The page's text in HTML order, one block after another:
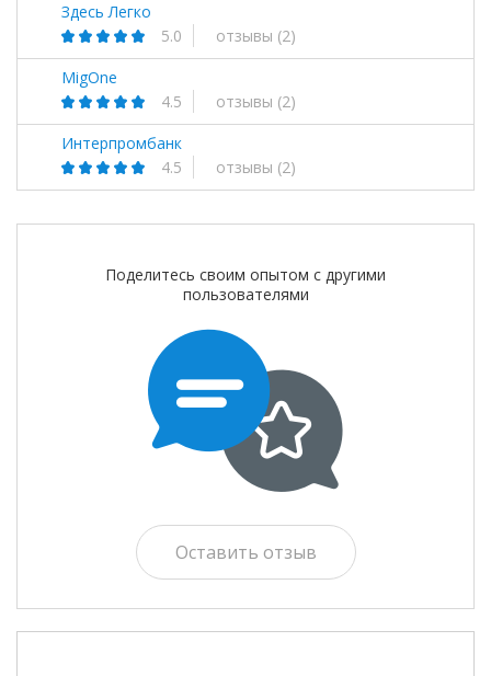
Здесь Легко
5.0
отзывы (2)
MigOne
4.5
отзывы (2)
Интерпромбанк
4.5
отзывы (2)
Поделитесь своим опытом с другими
пользователями
Оставить отзыв